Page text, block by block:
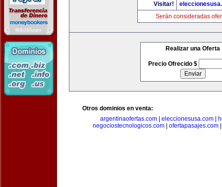
Visitar!
Serán consideradas
Realizar una Oferta
Precio Ofrecido $
Otros dominios en venta:
argentinaofertas.com| eleccionesusa.com|
negociostecnologicos.com
ofertapasajes.com